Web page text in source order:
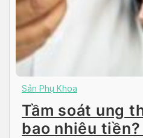
Sản Phụ Khoa
Tầm soát ung
bao nhiêu tiền?